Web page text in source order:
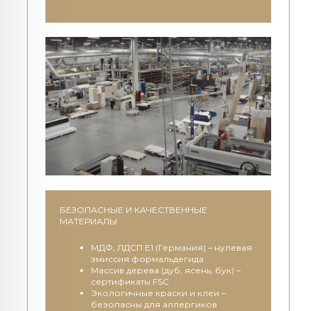
БЕЗОПАСНЫЕ И КАЧЕСТВЕННЫЕ
МАТЕРИАЛЫ
МДФ, ЛДСП E1 (Германия) – нулевая
эмиссия формальдегида
Массив дерева (дуб, ясень, бук) –
сертификаты FSC
Экологичные краски и клеи –
безопасны для аллергиков